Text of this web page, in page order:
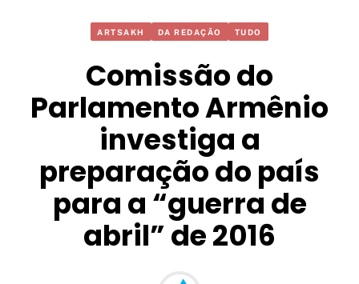
ARTSAKH DA REDAÇÃO TUDO
Comissão do
Parlamento Armênio
investiga a
preparação do país
para a “guerra de
abril” de 2016